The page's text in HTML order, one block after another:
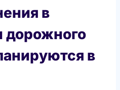
в
дорожного
в